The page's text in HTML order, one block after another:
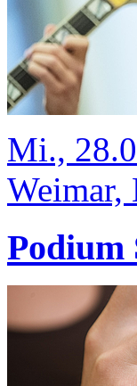
Mi.,
Weimar,
Podium